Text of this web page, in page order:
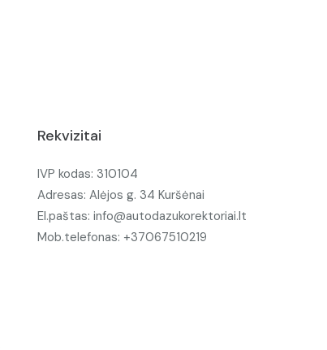
Rekvizitai
IVP kodas: 310104
Adresas: Alėjos g. 34 Kuršėnai
El.paštas: info@autodazukorektoriai.lt
Mob.telefonas: +37067510219